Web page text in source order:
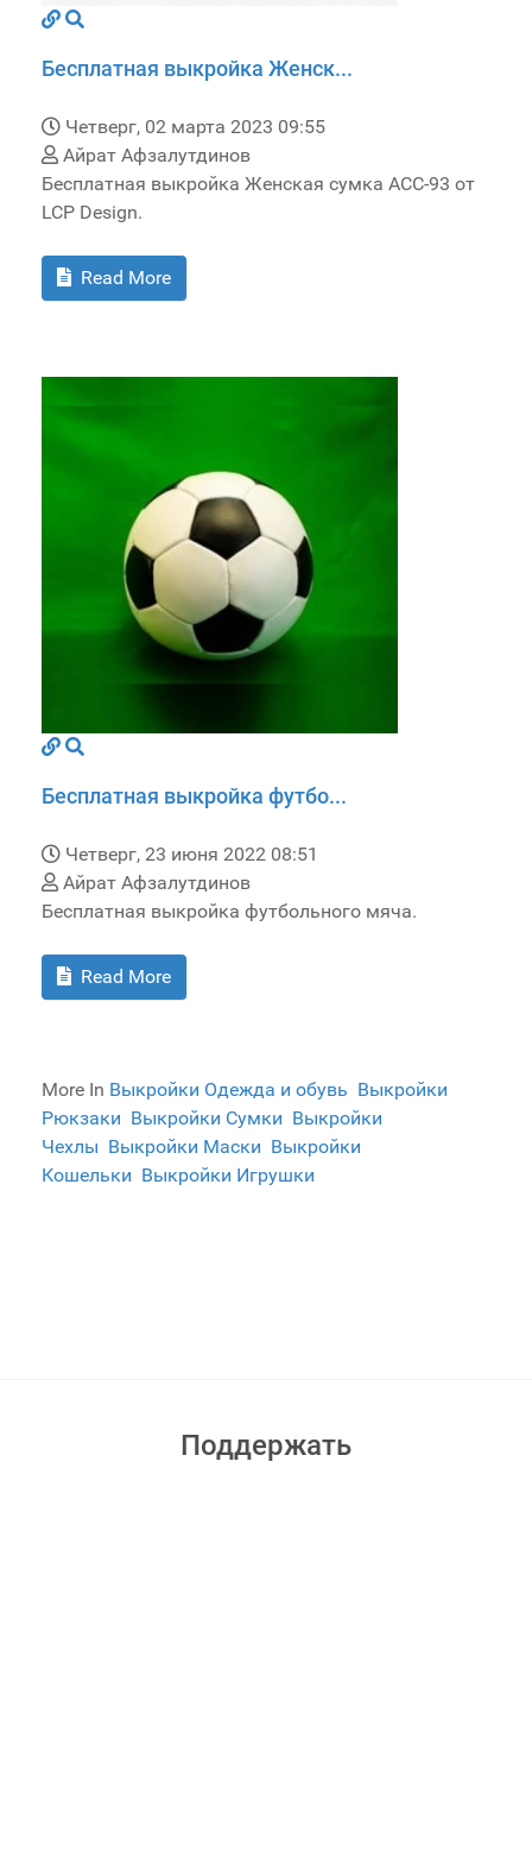
Бесплатная выкройка Женск...
Четверг, 02 марта 2023 09:55
Айрат Афзалутдинов
Бесплатная выкройка Женская сумка ACC-93 от
LCP Design.
Read More
Бесплатная выкройка футбо...
Четверг, 23 июня 2022 08:51
Айрат Афзалутдинов
Бесплатная выкройка футбольного мяча.
Read More
More In Выкройки Одежда и обувь Выкройки
Рюкзаки Выкройки Сумки Выкройки
Чехлы Выкройки Маски Выкройки
Кошельки Выкройки Игрушки
Поддержать